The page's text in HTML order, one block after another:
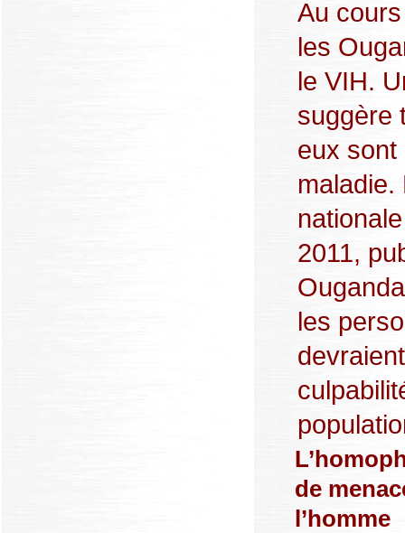
Au
les
le VIH.
suggère
eux sont
maladie.
2011,
les
de
l’homme